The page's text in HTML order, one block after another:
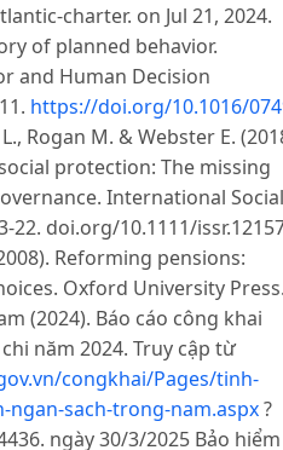
charter. on Jul 21, 2024.
of planned behavior.
and Human Decision
https://doi.org/10.1016/
Rogan M. & Webster E.
protection: The missing
International Social
22. doi.org/10.1111/
Reforming pensions:
Oxford University
(2024). Báo cáo công khai
năm 2024. Truy cập từ
congkhai/Pages/tinh-
ngan-sach-trong-nam.aspx?
ngày 30/3/2025 Bảo hiểm